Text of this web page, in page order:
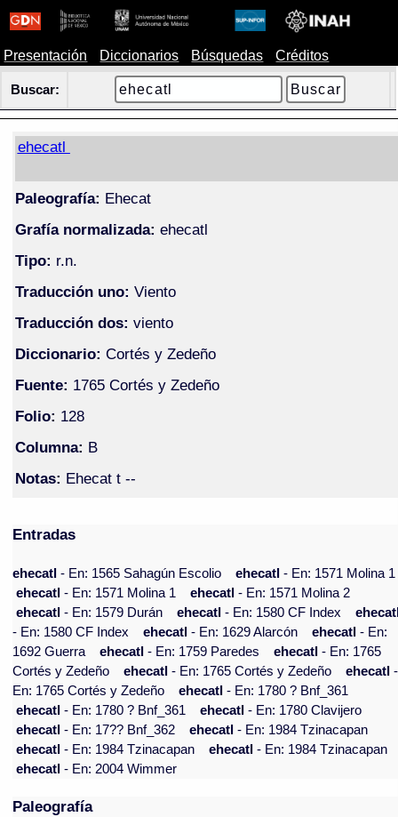
Presentación Diccionarios Búsquedas Créditos
Buscar:
ehecatl
Paleografía: Ehecat
Grafía normalizada: ehecatl
Tipo: r.n.
Traducción uno: Viento
Traducción dos: viento
Diccionario: Cortés y Zedeño
Fuente: 1765 Cortés y Zedeño
Folio: 128
Columna: B
Notas: Ehecat t --
Entradas
ehecatl- En: 1565 Sahagún Escolio ehecatl- En: 1571 Molina 1
ehecatl- En: 1571 Molina 1 ehecatl- En: 1571 Molina 2
ehecatl- En: 1579 Durán ehecatl- En: 1580 CF Index
- En: 1580 CF Index
ehecatl- En: 1629 Alarcón ehecatl- En:
1692 Guerra
ehecatl- En: 1759 Paredes ehecatl- En: 1765
Cortés y Zedeño
ehecatl- En: 1765 Cortés y Zedeño ehecatl-
En: 1765 Cortés y Zedeño
ehecatl- En: 1780 ? Bnf_361
ehecatl- En: 1780 ? Bnf_361 ehecatl- En: 1780 Clavijero
ehecatl- En: 17?? Bnf_362 ehecatl- En: 1984 Tzinacapan
ehecatl- En: 1984 Tzinacapan ehecatl- En: 1984 Tzinacapan
ehecatl- En: 2004 Wimmer
Paleografía